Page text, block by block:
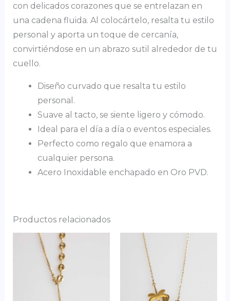
con delicados corazones que se entrelazan en
una cadena fluida. Al colocártelo, resalta tu estilo
personal y aporta un toque de cercanía,
convirtiéndose en un abrazo sutil alrededor de tu
cuello.
Diseño curvado que resalta tu estilo
personal.
Suave al tacto, se siente ligero y cómodo.
Ideal para el día a día o eventos especiales.
Perfecto como regalo que enamora a
cualquier persona.
Acero Inoxidable enchapado en Oro PVD.
Productos relacionados